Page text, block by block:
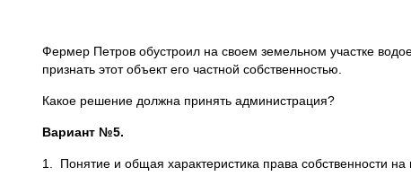
Фермер Петров обустроил на своем земельном участке
признать этот объект его частной собственностью.
Какое решение должна принять администрация?
Вариант №5.
1. Понятие и общая характеристика права собственности